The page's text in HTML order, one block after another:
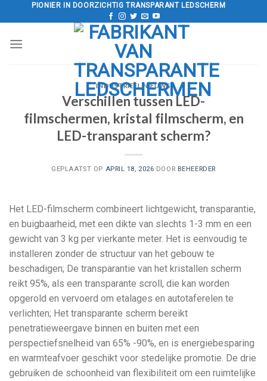
Doorgaan
naar
PIONIER IN DOORZICHTIG TRANSPARANT LEDSCHERM
INDUSTRIEEL NIEUWS
Verschillen tussen LED-
filmschermen, kristal filmscherm, en
LED-transparant scherm?
GEPLAATST OP APRIL 18, 2026 DOOR BEHEERDER
Het LED-filmscherm combineert lichtgewicht, transparantie,
en buigbaarheid, met een dikte van slechts 1-3 mm en een
gewicht van 3 kg per vierkante meter. Het is eenvoudig te
installeren zonder de structuur van het gebouw te
beschadigen; De transparantie van het kristallen scherm
reikt 95%, als een transparante scroll, die kan worden
opgerold en vervoerd om etalages en autotaferelen te
verlichten; Het transparante scherm bereikt
penetratieweergave binnen en buiten met een
perspectiefsnelheid van 65% -90%, en is energiebesparing
en warmteafvoer geschikt voor stedelijke promotie. De drie
gebruiken de schoonheid van flexibiliteit om een ​​ruimtelijke